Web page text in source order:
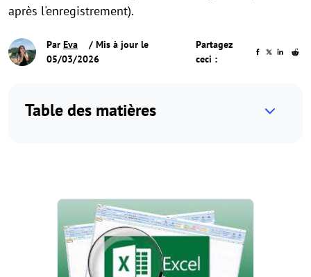
après l'enregistrement).
Par Eva
/ Mis à jour le
05/03/2026
Partagez
ceci :
Table des matières